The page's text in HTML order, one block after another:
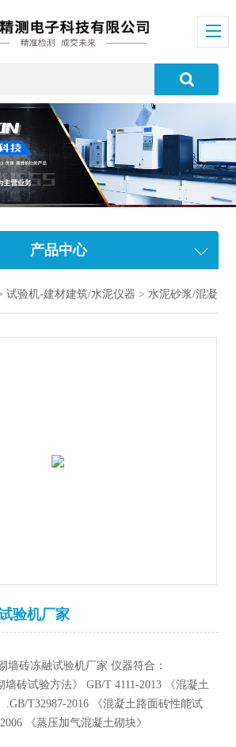
产品中心
试验机-建材建筑/水泥仪器 >水泥砂浆/混凝土/沥青仪器
验机厂家
墙砖冻融试验机厂家 仪器符合：
墙砖试验方法》 GB/T 4111-2013 《混凝土
.GB/T32987-2016 《混凝土路面砖性能试
《蒸压加气混凝土砌块》